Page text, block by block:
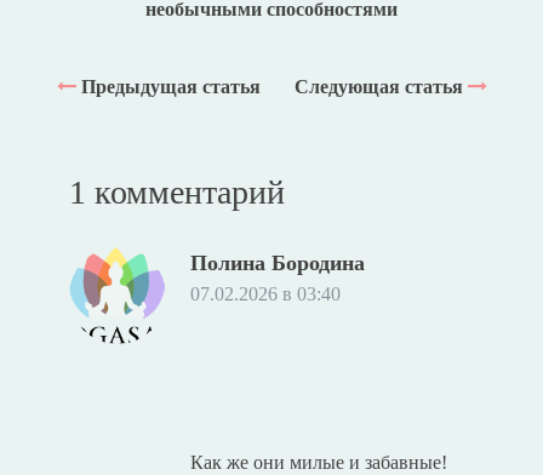
необычными способностями
Предыдущая статья Следующая статья
1 комментарий
Полина Бородина
07.02.2026 в 03:40
Как же они милые и забавные!